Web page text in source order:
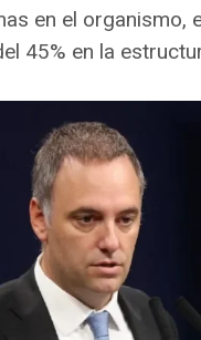
en el organismo,
45% en la